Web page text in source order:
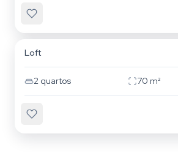
Loft
2 quartos 70 m²